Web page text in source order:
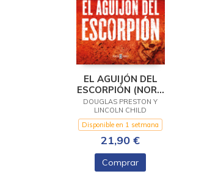
EL AGUIJÓN DEL
ESCORPIÓN (NORA
KELLY 2)
DOUGLAS PRESTON Y
LINCOLN CHILD
Disponible en 1 setmana
21,90 €
Comprar